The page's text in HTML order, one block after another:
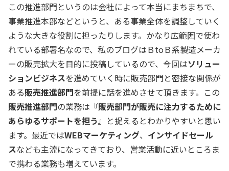
この推進部門というのは会社によって本当にまちまちで、
事業推進本部などというと、ある事業全体を調整していく
ような大きな役割に担ったりします。かなり広範囲で使わ
れている部署名なので、私のブログはＢtoＢ系製造メーカ
ーの販売拡大を目的に投稿しているので、今回はソリュー
ションビジネスを進めていく時に販売部門と密接な関係が
ある販売推進部門を前提に話を進めさせて頂きます。この
販売推進部門の業務は 『販売部門が販売に注力するために
あらゆるサポートを担う』 と捉えるとわかりやすいと思い
ます。最近ではWEBマーケティング、 インサイドセール
スなども主流になってきており、営業活動に近いところま
で携わる業務も増えています。